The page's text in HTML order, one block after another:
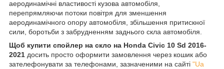
аеродинамічні властивості кузова автомобіля,
перепрямляючи потоки повітря для зменшення
аеродинамічного опору автомобіля, збільшення притискної
сили, боротьби з забрудненням заднього скла автомобіля.
Щоб купити спойлер на скло на Honda Civic 10 Sd 2016-
2021 досить просто оформити замовлення через кошик або
зателефонувати за телефонами, зазначеними на сайті "Ua